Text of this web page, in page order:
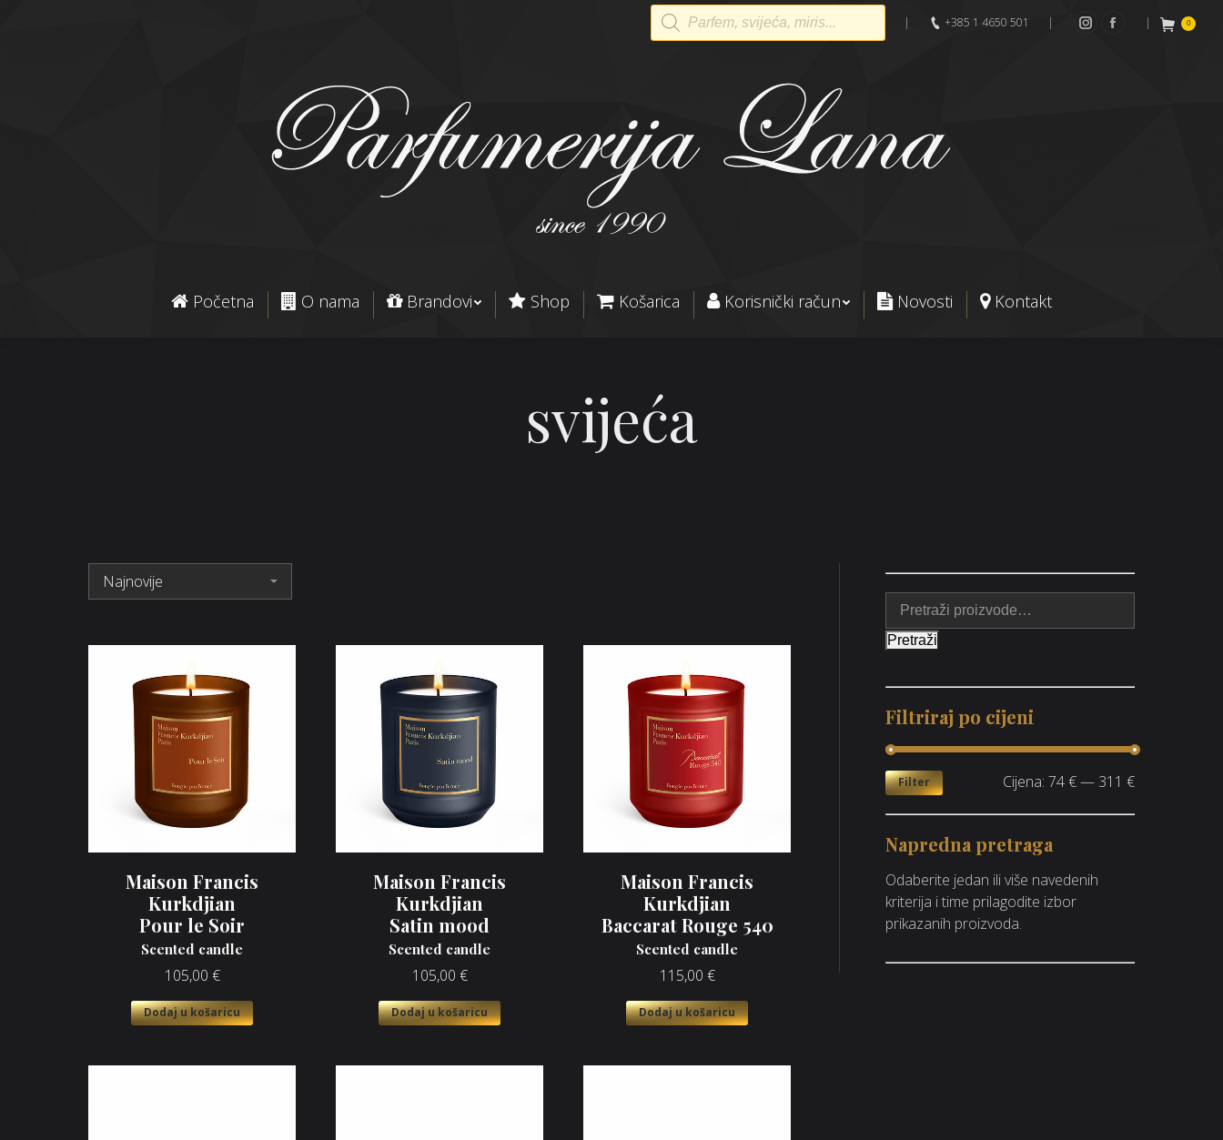
Products
search
| +385 1 4650 501 |
Instagram
Facebook
| 0
Početna O nama Brandovi Shop Košarica Korisnički račun Novosti Kontakt
svijeća
Maison Francis
Kurkdjian
Pour le Soir
Scented candle
105,00 €
Dodaj u košaricu
Maison Francis
Kurkdjian
Satin mood
Scented candle
105,00 €
Dodaj u košaricu
Maison Francis
Kurkdjian
Baccarat Rouge 540
Scented candle
115,00 €
Dodaj u košaricu
Pretraži
Filtriraj po cijeni
Filter Cijena: 74 €— 311 €
Napredna pretraga
Odaberite jedan ili više navedenih
kriterija i time prilagodite izbor
prikazanih proizvoda.